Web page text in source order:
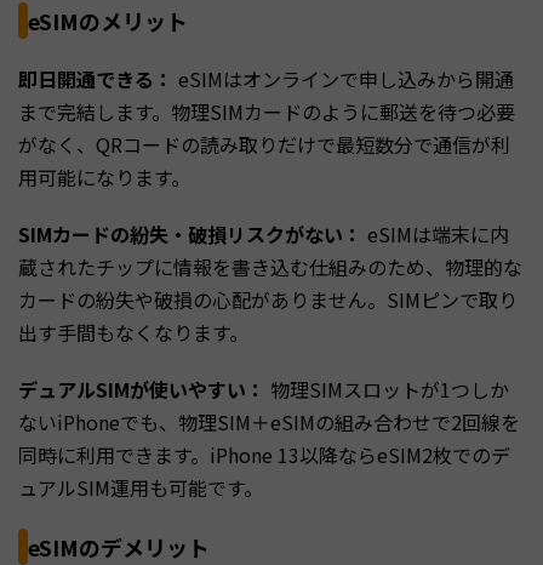
eSIMのメリット
即日開通できる： eSIMはオンラインで申し込みから開通
まで完結します。物理SIMカードのように郵送を待つ必要
がなく、QRコードの読み取りだけで最短数分で通信が利
用可能になります。
SIMカードの紛失・破損リスクがない： eSIMは端末に内
蔵されたチップに情報を書き込む仕組みのため、物理的な
カードの紛失や破損の心配がありません。SIMピンで取り
出す手間もなくなります。
デュアルSIMが使いやすい： 物理SIMスロットが1つしか
ないiPhoneでも、物理SIM＋eSIMの組み合わせで2回線を
同時に利用できます。iPhone 13以降ならeSIM2枚でのデ
ュアルSIM運用も可能です。
eSIMのデメリット